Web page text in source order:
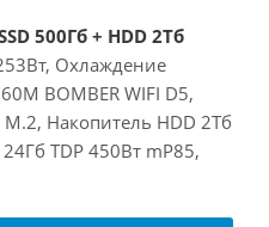
500Гб + HDD 2Тб
Охлаждение
BOMBER WIFI D5,
Накопитель HDD 2Тб
TDP 450Вт mP85,